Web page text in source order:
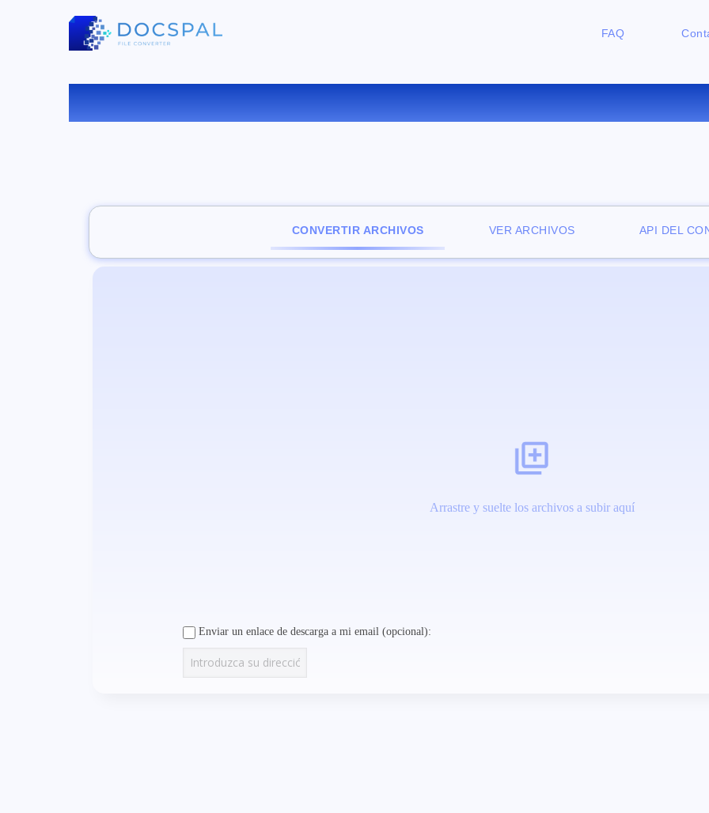
FAQ
CONVERTIR AVI A WMV
CONVERTIR ARCHIVOS VER ARCHIVOS API DEL
Arrastre y suelte los archivos a subir aquí
Enviar un enlace de descarga a mi email (opcional):